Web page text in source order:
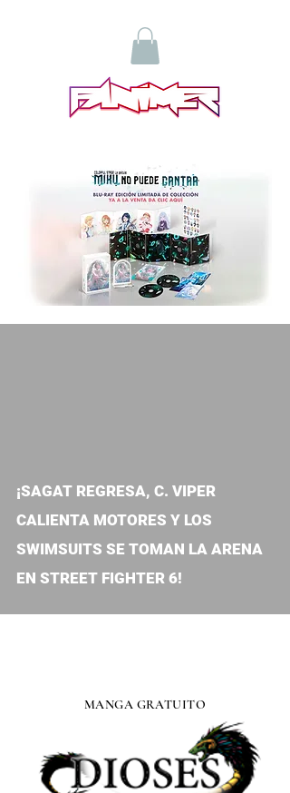
¡SAGAT REGRESA, C. VIPER
CALIENTA MOTORES Y LOS
SWIMSUITS SE TOMAN LA ARENA
EN STREET FIGHTER 6!
MANGA GRATUITO